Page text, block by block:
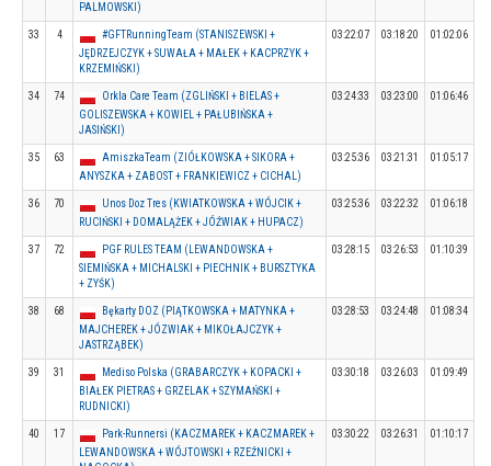
PALMOWSKI)
33 4
#GFTRunningTeam (STANISZEWSKI +
JĘDRZEJCZYK + SUWAŁA + MAŁEK + KACPRZYK +
KRZEMIŃSKI)
03:22:07 03:18:20 01:02:06
34 74
Orkla Care Team (ZGLIŃSKI + BIELAS +
GOLISZEWSKA + KOWIEL + PAŁUBIŃSKA +
JASIŃSKI)
03:24:33 03:23:00 01:06:46
35 63
AmiszkaTeam (ZIÓŁKOWSKA + SIKORA +
ANYSZKA + ZABOST + FRANKIEWICZ + CICHAL)
03:25:36 03:21:31 01:05:17
36 70
Unos Doz Tres (KWIATKOWSKA + WÓJCIK +
RUCIŃSKI + DOMALĄŻEK + JÓŹWIAK + HUPACZ)
03:25:36 03:22:32 01:06:18
37 72
PGF RULES TEAM (LEWANDOWSKA +
SIEMIŃSKA + MICHALSKI + PIECHNIK + BURSZTYKA
+ ZYŚK)
03:28:15 03:26:53 01:10:39
38 68
Bękarty DOZ (PIĄTKOWSKA + MATYNKA +
MAJCHEREK + JÓZWIAK + MIKOŁAJCZYK +
JASTRZĄBEK)
03:28:53 03:24:48 01:08:34
39 31
Mediso Polska (GRABARCZYK + KOPACKI +
BIAŁEK PIETRAS + GRZELAK + SZYMAŃSKI +
RUDNICKI)
03:30:18 03:26:03 01:09:49
40 17
Park-Runnersi (KACZMAREK + KACZMAREK +
LEWANDOWSKA + WÓJTOWSKI + RZEŹNICKI +
03:30:22 03:26:31 01:10:17